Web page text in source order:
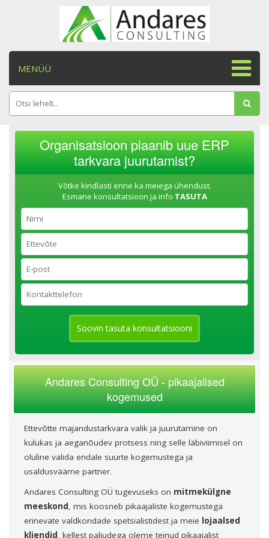
MENÜÜ
Organisatsioon plaanib uue ERP
tarkvara juurutamist?
Võtke kindlasti enne ka meiega ühendust.
Esmane konsultatsioon ja info TASUTA
Soovin tasuta konsultatsiooni
Andares Consulting OÜ - pikaajalised
kogemused
Ettevõtte majandustarkvara valik ja juurutamine on
kulukas ja aeganõudev protsess ning selle läbiviimisel on
oluline valida endale suurte kogemustega ja
usaldusväärne partner.
Andares Consulting OÜ tugevuseks on mitmekülgne
meeskond, mis koosneb pikaajaliste kogemustega
erinevate valdkondade spetsialistidest ja meie lojaalsed
kliendid, kellest paljudega oleme teinud pikaajalist